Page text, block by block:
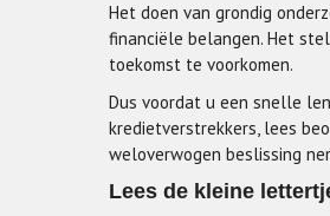
Het doen van grondig
financiële belangen. Het
toekomst te voorkomen.
Dus voordat u een snelle
kredietverstrekkers, lees
weloverwogen beslissing
Lees de kleine